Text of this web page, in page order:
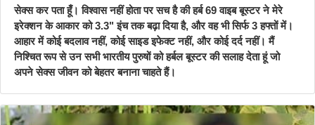
सेक्स कर पता हूँ। विश्वास नहीं होता पर सच है की हर्ब 69 वाइब बूस्टर ने मेरे
इरेक्शन के आकार को 3.3" इंच तक बढ़ा दिया है, और वह भी सिर्फ 3 हफ्तों में।
आहार में कोई बदलाव नहीं, कोई साइड इफेक्ट नहीं, और कोई दर्द नहीं। मैं
निश्चित रूप से उन सभी भारतीय पुरुषों को हर्बल बूस्टर की सलाह देता हूं जो
अपने सेक्स जीवन को बेहतर बनाना चाहते हैं।